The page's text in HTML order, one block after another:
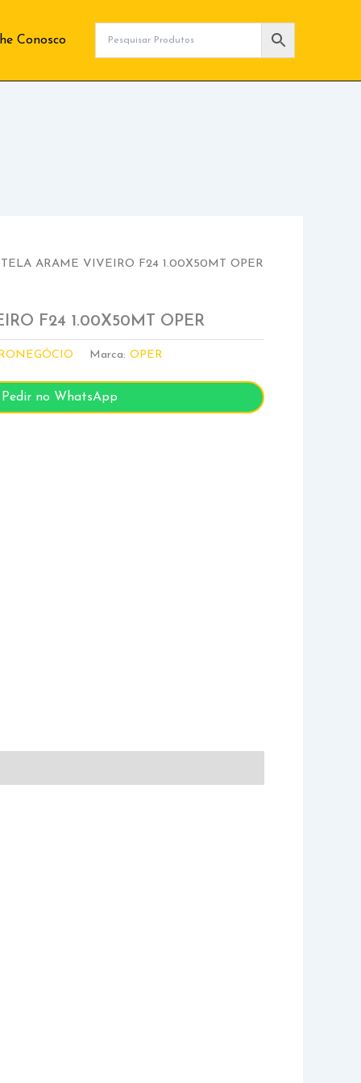
Conosco
ARAME VIVEIRO F24 1.00X50MT OPER
F24 1.00X50MT OPER
Marca:OPER
Pedir no WhatsApp